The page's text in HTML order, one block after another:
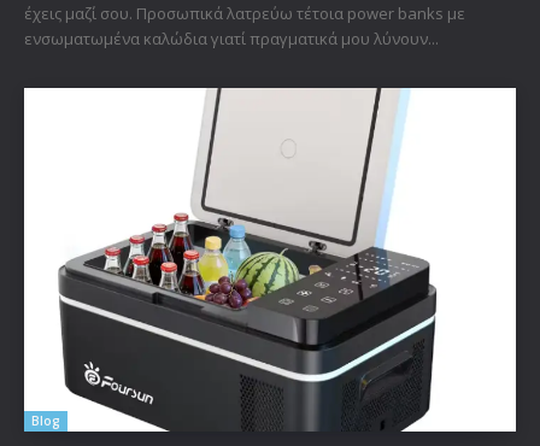
έχεις μαζί σου. Προσωπικά λατρεύω τέτοια power banks με
ενσωματωμένα καλώδια γιατί πραγματικά μου λύνουν...
Blog